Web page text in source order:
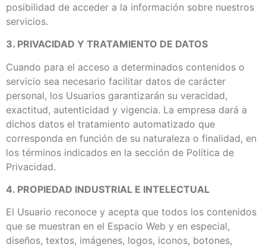
posibilidad de acceder a la información sobre nuestros
servicios.
3. PRIVACIDAD Y TRATAMIENTO DE DATOS
Cuando para el acceso a determinados contenidos o
servicio sea necesario facilitar datos de carácter
personal, los Usuarios garantizarán su veracidad,
exactitud, autenticidad y vigencia. La empresa dará a
dichos datos el tratamiento automatizado que
corresponda en función de su naturaleza o finalidad, en
los términos indicados en la sección de Política de
Privacidad.
4. PROPIEDAD INDUSTRIAL E INTELECTUAL
El Usuario reconoce y acepta que todos los contenidos
que se muestran en el Espacio Web y en especial,
diseños, textos, imágenes, logos, iconos, botones,